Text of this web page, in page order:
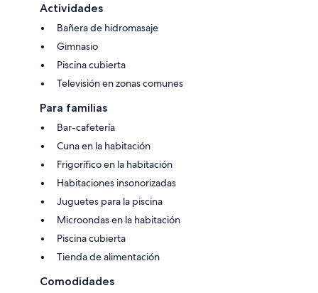
Actividades
Bañera de hidromasaje
Gimnasio
Piscina cubierta
Televisión en zonas comunes
Para familias
Bar-cafetería
Cuna en la habitación
Frigorífico en la habitación
Habitaciones insonorizadas
Juguetes para la piscina
Microondas en la habitación
Piscina cubierta
Tienda de alimentación
Comodidades